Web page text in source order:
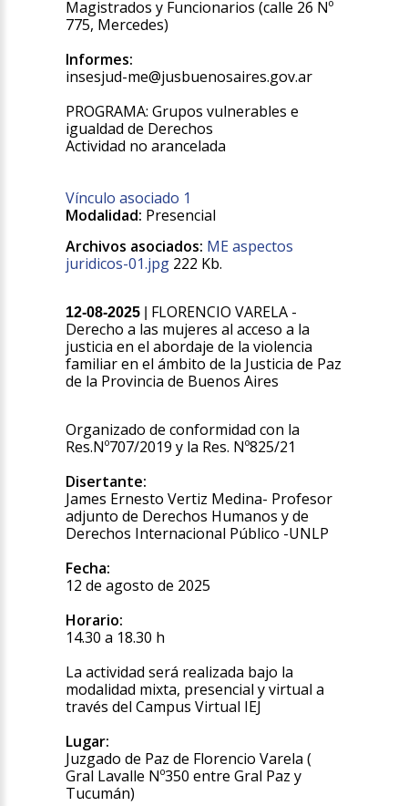
Magistrados y Funcionarios (calle 26 Nº
775, Mercedes)
Informes:
insesjud-me@jusbuenosaires.gov.ar
PROGRAMA: Grupos vulnerables e
igualdad de Derechos
Actividad no arancelada
Vínculo asociado 1
Modalidad: Presencial
Archivos asociados: ME aspectos
juridicos-01.jpg 222 Kb.
12-08-2025
FLORENCIO VARELA -
Derecho a las mujeres al acceso a la
justicia en el abordaje de la violencia
familiar en el ámbito de la Justicia de Paz
de la Provincia de Buenos Aires
Organizado de conformidad con la
Res.Nº707/2019 y la Res. Nº825/21
Disertante:
James Ernesto Vertiz Medina- Profesor
adjunto de Derechos Humanos y de
Derechos Internacional Público -UNLP
Fecha:
12 de agosto de 2025
Horario:
14.30 a 18.30 h
La actividad será realizada bajo la
modalidad mixta, presencial y virtual a
través del Campus Virtual IEJ
Lugar:
Juzgado de Paz de Florencio Varela (
Gral Lavalle Nº350 entre Gral Paz y
Tucumán)